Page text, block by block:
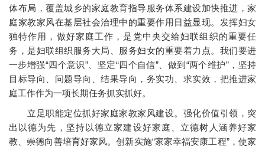
体布局，覆盖城乡的家庭教育指导服务体系建设加快推进，家
庭家教家风在基层社会治理中的重要作用日益显现。发挥妇女
独特作用，做好家庭工作，是党中央交给妇联组织的重要任
务，是妇联组织服务大局、服务妇女的重要着力点。我们要进
一步增强“四个意识”、坚定“四个自信”、做到“两个维护”，坚持
目标导向、问题导向、结果导向，务实功、求实效，把推进家
庭工作作为一项长期任务抓实抓好。
立足职能定位抓好家庭家教家风建设。强化价值引领，突
出以德为先，坚持以德立家建设好家庭、立德树人涵养好家
教、崇德向善培育好家风。创新实施“家家幸福安康工程”，使家